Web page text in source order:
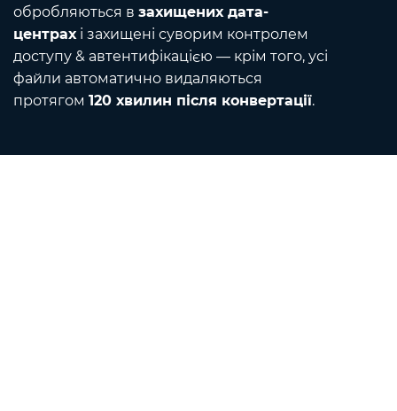
обробляються в захищених дата-
центрахі захищені суворим контролем
доступу & автентифікацією — крім того, усі
файли автоматично видаляються
протягом 120 хвилин після конвертації.